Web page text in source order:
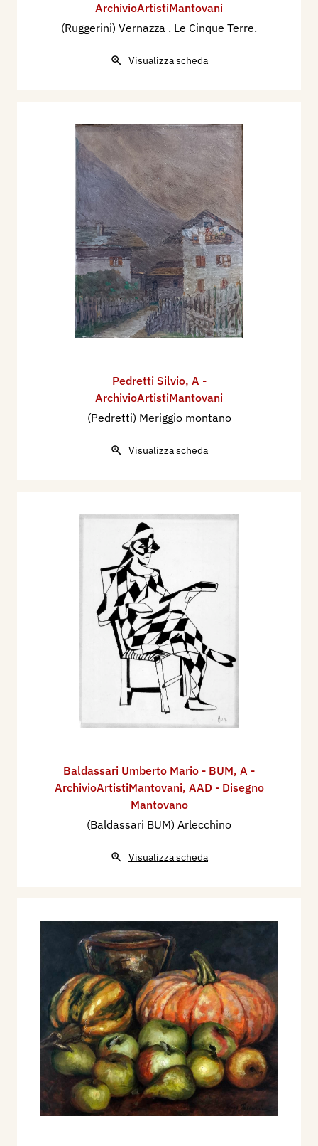
ArchivioArtistiMantovani
(Ruggerini) Vernazza . Le Cinque Terre.
Visualizza scheda
Pedretti Silvio, A -
ArchivioArtistiMantovani
(Pedretti) Meriggio montano
Visualizza scheda
Baldassari Umberto Mario - BUM, A -
ArchivioArtistiMantovani, AAD - Disegno
Mantovano
(Baldassari BUM) Arlecchino
Visualizza scheda